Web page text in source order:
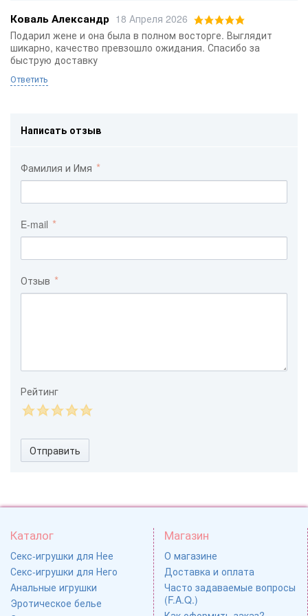
Коваль Александр 18 Апреля 2026
Подарил жене и она была в полном восторге. Выглядит
шикарно, качество превзошло ожидания. Спасибо за
быструю доставку
Ответить
Написать отзыв
Фамилия и Имя
E-mail
Отзыв
Рейтинг
Отправить
Каталог
Секс-игрушки для Нее
Секс-игрушки для Него
Анальные игрушки
Эротическое белье
Магазин
О магазине
Доставка и оплата
Часто задаваемые вопросы
(F.A.Q.)